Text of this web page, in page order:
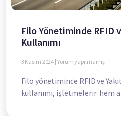
Filo Yönetiminde RFID
Kullanımı
3 Kasım 2024 Yorum yapılmamış
Filo yönetiminde RFID ve
kullanımı, işletmelerin hem